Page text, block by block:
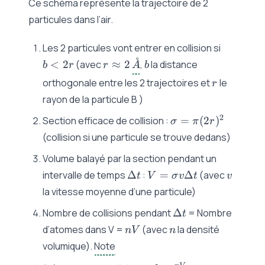
Ce schéma représente la trajectoire de 2
particules dans l’air.
Les 2 particules vont entrer en collision si
b < 2r (avecr
\approx
2
r ≈ 2 \AA
A
˚, b
bla distance
orthogonale entre les 2 trajectoires etr
r le
rayon de la particule B )
Section efficace de collision : \sigma
= \pi
σ = π(2r)2
(collision si une particule se trouve dedans)
Volume balayé par la section pendant un
intervalle de temps \Delta
t
Δt : V =
\sigma
\Delta
t
V = σvΔt (avecv
v
la vitesse moyenne d’une particule)
Nombre de collisions pendant \Delta
t
Δt = Nombre
d’atomes dans V = nV
nV (avecn
nla densité
volumique).Note